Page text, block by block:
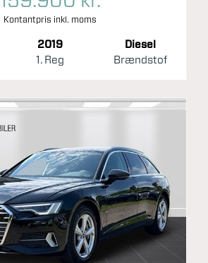
Kontantpris inkl. moms
2019
1. Reg
Diesel
Brændstof